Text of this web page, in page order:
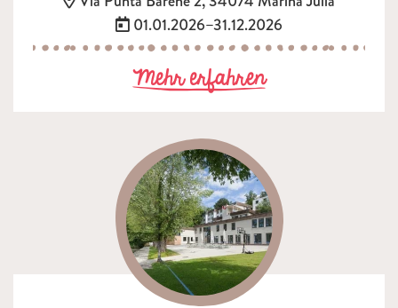
Termin:
01.01.2026–31.12.2026
Mehr erfahrenzu 4.